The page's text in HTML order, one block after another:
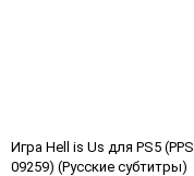
Игра Hell is Us для PS5
09259) (Русские субтитры)